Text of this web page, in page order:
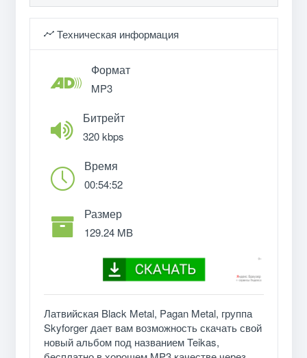
Техническая информация
Формат
MP3
Битрейт
320 kbps
Время
00:54:52
Размер
129.24 MB
Латвийская Black Metal, Pagan Metal, группа
Skyforger дает вам возможность скачать свой
новый альбом под названием Teikas,